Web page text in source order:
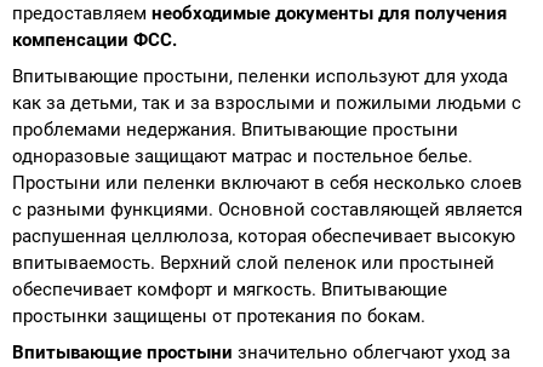
предоставляем необходимые документы для получения
компенсации ФСС.
Впитывающие простыни, пеленки используют для ухода
как за детьми, так и за взрослыми и пожилыми людьми с
проблемами недержания. Впитывающие простыни
одноразовые защищают матрас и постельное белье.
Простыни или пеленки включают в себя несколько слоев
с разными функциями. Основной составляющей является
распушенная целлюлоза, которая обеспечивает высокую
впитываемость. Верхний слой пеленок или простыней
обеспечивает комфорт и мягкость. Впитывающие
простынки защищены от протекания по бокам.
Впитывающие простыни значительно облегчают уход за